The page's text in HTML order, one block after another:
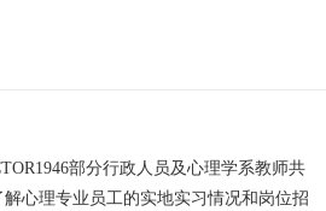
部分行政人员及心理学系教师共
心理专业员工的实地实习情况和岗位招